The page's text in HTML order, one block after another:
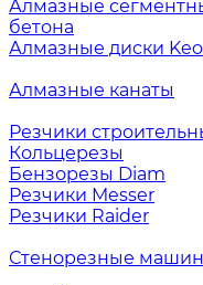
Алмазные
бетона
Алмазные диски
Алмазные канаты
Резчики
Кольцерезы
Бензорезы Diam
Резчики Messer
Резчики Raider
Стенорезные